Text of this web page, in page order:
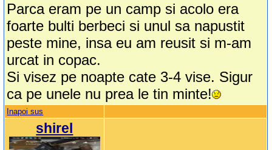
Parca eram pe un camp si acolo era
foarte bulti berbeci si unul sa napustit
peste mine, insa eu am reusit si m-am
urcat in copac.
Si visez pe noapte cate 3-4 vise. Sigur
ca pe unele nu prea le tin minte!
Inapoi sus
shirel